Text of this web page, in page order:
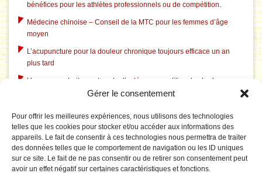
Gérer le consentement
Pour offrir les meilleures expériences, nous utilisons des technologies
telles que les cookies pour stocker et/ou accéder aux informations des
appareils. Le fait de consentir à ces technologies nous permettra de traiter
des données telles que le comportement de navigation ou les ID uniques
sur ce site. Le fait de ne pas consentir ou de retirer son consentement peut
avoir un effet négatif sur certaines caractéristiques et fonctions.
bénéfices pour les athlètes professionnels ou de compétition.
Médecine chinoise – Conseil de la MTC pour les femmes d’âge
moyen
L’acupuncture pour la douleur chronique toujours efficace un an
plus tard
Un nouveau traitement contre l’ostéoporose utilise des herbes
chinoises traditionnelles
L’acupuncture aide à l’insomnie liée à la dépression
L’acupuncture corrige le système électrique pathologique du
cerveau dans le syndrome du canal carpien
Le Tai Chi est rentable pour prévenir les chutes chez les personnes